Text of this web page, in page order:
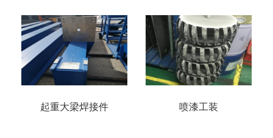
起重大梁焊接件 喷漆工装